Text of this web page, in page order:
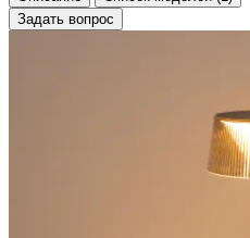
Задать вопрос